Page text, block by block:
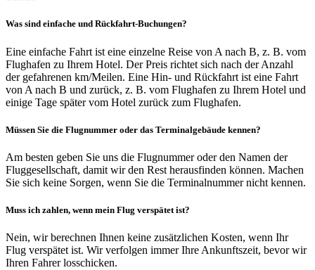
Was sind einfache und Rückfahrt-Buchungen?
Eine einfache Fahrt ist eine einzelne Reise von A nach B, z. B. vom
Flughafen zu Ihrem Hotel. Der Preis richtet sich nach der Anzahl
der gefahrenen km/Meilen. Eine Hin- und Rückfahrt ist eine Fahrt
von A nach B und zurück, z. B. vom Flughafen zu Ihrem Hotel und
einige Tage später vom Hotel zurück zum Flughafen.
Müssen Sie die Flugnummer oder das Terminalgebäude kennen?
Am besten geben Sie uns die Flugnummer oder den Namen der
Fluggesellschaft, damit wir den Rest herausfinden können. Machen
Sie sich keine Sorgen, wenn Sie die Terminalnummer nicht kennen.
Muss ich zahlen, wenn mein Flug verspätet ist?
Nein, wir berechnen Ihnen keine zusätzlichen Kosten, wenn Ihr
Flug verspätet ist. Wir verfolgen immer Ihre Ankunftszeit, bevor wir
Ihren Fahrer losschicken.